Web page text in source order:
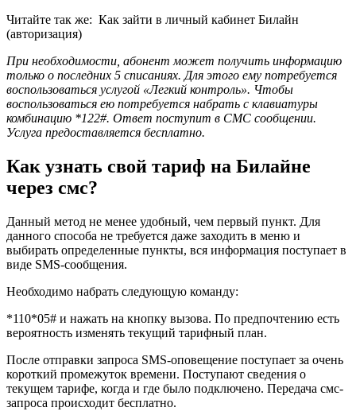
Читайте так же: Как зайти в личный кабинет Билайн
(авторизация)
При необходимости, абонент может получить информацию
только о последних 5 списаниях. Для этого ему потребуется
воспользоваться услугой «Легкий контроль». Чтобы
воспользоваться ею потребуется набрать с клавиатуры
комбинацию *122#. Ответ поступит в СМС сообщении.
Услуга предоставляется бесплатно.
Как узнать свой тариф на Билайне
через смс?
Данный метод не менее удобный, чем первый пункт. Для
данного способа не требуется даже заходить в меню и
выбирать определенные пункты, вся информация поступает в
виде SMS-сообщения.
Необходимо набрать следующую команду:
*110*05# и нажать на кнопку вызова. По предпочтению есть
вероятность изменять текущий тарифный план.
После отправки запроса SMS-оповещение поступает за очень
короткий промежуток времени. Поступают сведения о
текущем тарифе, когда и где было подключено. Передача смс-
запроса происходит бесплатно.